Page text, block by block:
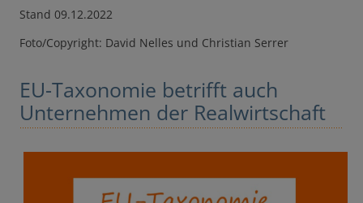
Stand 09.12.2022
Foto/Copyright: David Nelles und Christian Serrer
EU-Taxonomie betrifft auch
Unternehmen der Realwirtschaft